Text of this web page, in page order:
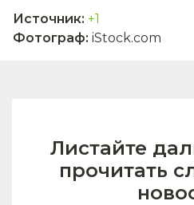
Источник: +1
Фотограф: iStock.com
Листайте
прочитать